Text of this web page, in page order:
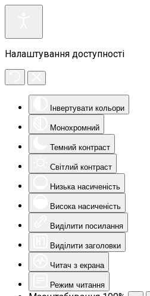
Налаштування доступності
Інвертувати кольори
Монохромний
Темний контраст
Світлий контраст
Низька насиченість
Висока насиченість
Виділити посилання
Виділити заголовки
Читач з екрана
Режим читання